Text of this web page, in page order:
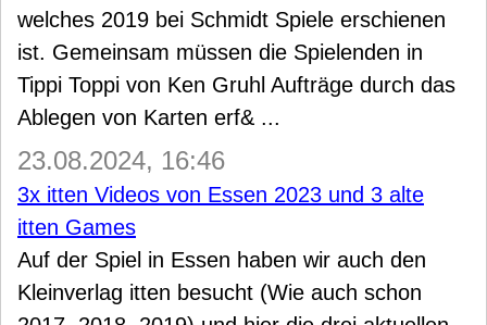
welches 2019 bei Schmidt Spiele erschienen
ist. Gemeinsam müssen die Spielenden in
Tippi Toppi von Ken Gruhl Aufträge durch das
Ablegen von Karten erf& ...
23.08.2024, 16:46
3x itten Videos von Essen 2023 und 3 alte
itten Games
Auf der Spiel in Essen haben wir auch den
Kleinverlag itten besucht (Wie auch schon